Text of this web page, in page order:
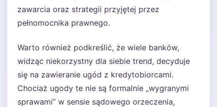
zawarcia oraz strategii przyjętej przez
pełnomocnika prawnego.
Warto również podkreślić, że wiele banków,
widząc niekorzystny dla siebie trend, decyduje
się na zawieranie ugód z kredytobiorcami.
Chociaż ugody te nie są formalnie „wygranymi
sprawami” w sensie sądowego orzeczenia,